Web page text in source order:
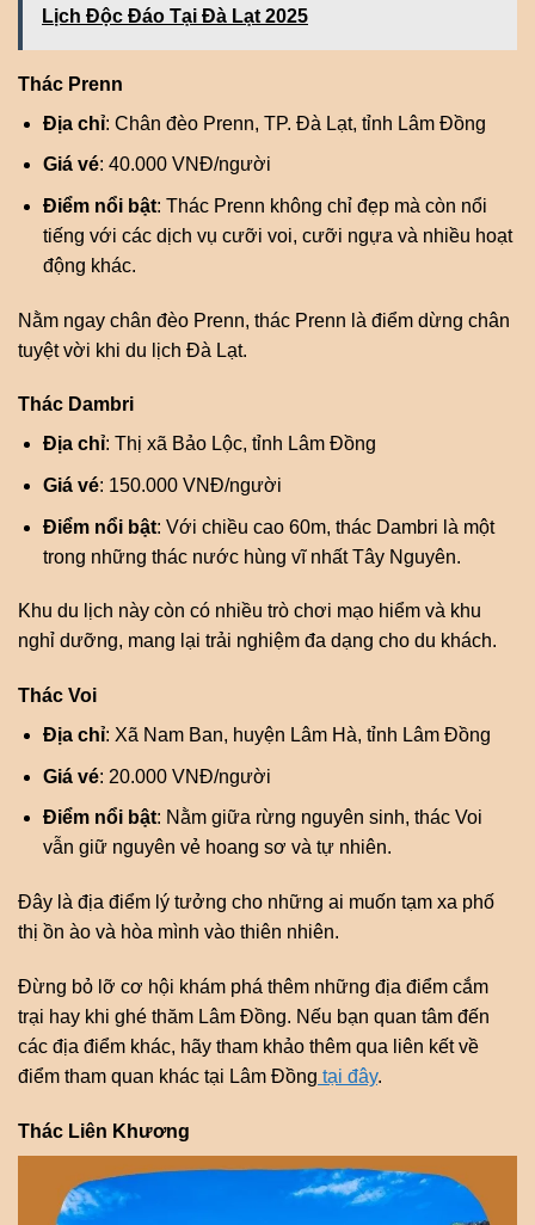
Lịch Độc Đáo Tại Đà Lạt 2025
Thác Prenn
Địa chỉ: Chân đèo Prenn, TP. Đà Lạt, tỉnh Lâm Đồng
Giá vé: 40.000 VNĐ/người
Điểm nổi bật: Thác Prenn không chỉ đẹp mà còn nổi
tiếng với các dịch vụ cưỡi voi, cưỡi ngựa và nhiều hoạt
động khác.
Nằm ngay chân đèo Prenn, thác Prenn là điểm dừng chân
tuyệt vời khi du lịch Đà Lạt.
Thác Dambri
Địa chỉ: Thị xã Bảo Lộc, tỉnh Lâm Đồng
Giá vé: 150.000 VNĐ/người
Điểm nổi bật: Với chiều cao 60m, thác Dambri là một
trong những thác nước hùng vĩ nhất Tây Nguyên.
Khu du lịch này còn có nhiều trò chơi mạo hiểm và khu
nghỉ dưỡng, mang lại trải nghiệm đa dạng cho du khách.
Thác Voi
Địa chỉ: Xã Nam Ban, huyện Lâm Hà, tỉnh Lâm Đồng
Giá vé: 20.000 VNĐ/người
Điểm nổi bật: Nằm giữa rừng nguyên sinh, thác Voi
vẫn giữ nguyên vẻ hoang sơ và tự nhiên.
Đây là địa điểm lý tưởng cho những ai muốn tạm xa phố
thị ồn ào và hòa mình vào thiên nhiên.
Đừng bỏ lỡ cơ hội khám phá thêm những địa điểm cắm
trại hay khi ghé thăm Lâm Đồng. Nếu bạn quan tâm đến
các địa điểm khác, hãy tham khảo thêm qua liên kết về
điểm tham quan khác tại Lâm Đồng tại đây.
Thác Liên Khương